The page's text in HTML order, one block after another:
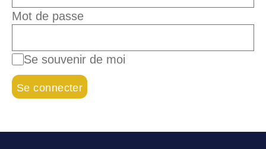
Mot de passe
Se souvenir de moi